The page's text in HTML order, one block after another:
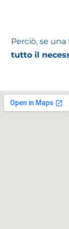
Perciò, se
tutto il